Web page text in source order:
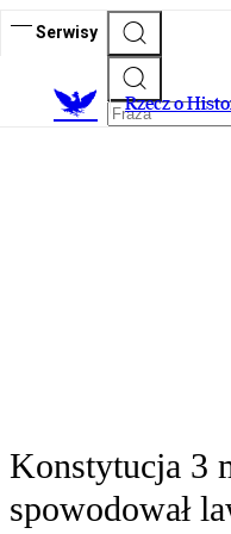
Serwisy
Rzecz o
Konstytucja 3
spowodował